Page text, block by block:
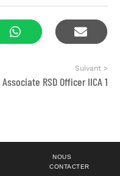
Suivant >
Associate RSD Officer IICA 1
NOUS
CONTACTER